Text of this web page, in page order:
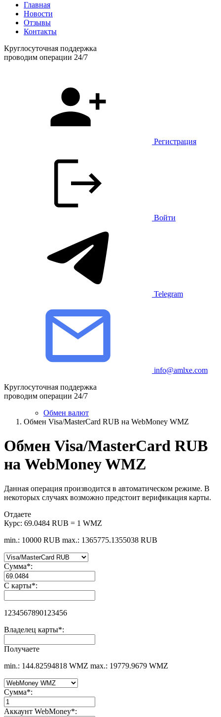
Главная
Новости
Отзывы
Контакты
Круглосуточная поддержка
проводим операции 24/7
Регистрация
Войти
Telegram
info@amlxe.com
Круглосуточная поддержка
проводим операции 24/7
Обмен валют
Обмен Visa/MasterCard RUB на WebMoney WMZ
Обмен Visa/MasterCard RUB
на WebMoney WMZ
Данная операция производится в автоматическом режиме. В
некоторых случаях возможно предстоит верификация карты.
Отдаете
Курс: 69.0484 RUB = 1 WMZ
min.: 10000 RUB max.: 1365775.1355038 RUB
Сумма*:
С карты*:
1234567890123456
Владелец карты*:
Получаете
min.: 144.82594818 WMZ max.: 19779.9679 WMZ
Сумма*:
Аккаунт WebMoney*: